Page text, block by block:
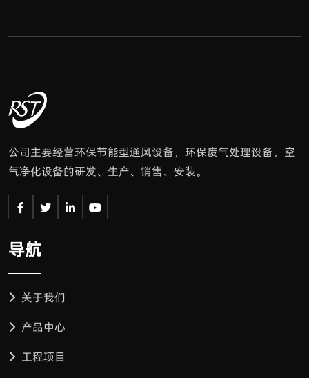
公司主要经营环保节能型通风设备，环保废气处理设备，空
气净化设备的研发、生产、销售、安装。
导航
关于我们
产品中心
工程项目